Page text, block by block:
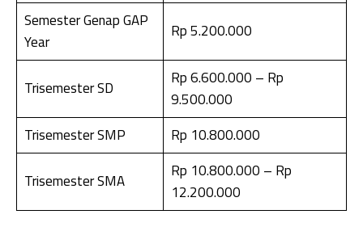
Semester Genap GAP
Year
Rp 5.200.000
Trisemester SD
Rp 6.600.000 – Rp
9.500.000
Trisemester SMP
Rp 10.800.000
Trisemester SMA
Rp 10.800.000 – Rp
12.200.000